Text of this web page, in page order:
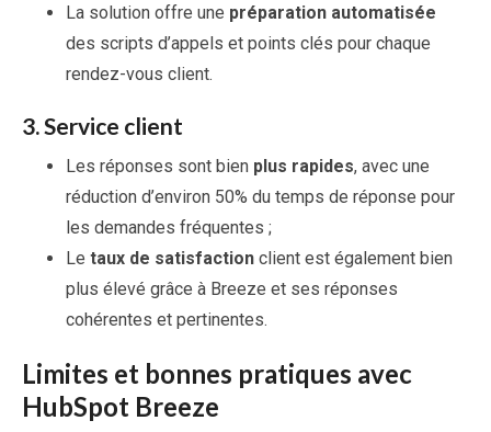
La solution offre une préparation automatisée
des scripts d’appels et points clés pour chaque
rendez-vous client.
3.Service client
Les réponses sont bien plus rapides, avec une
réduction d’environ 50% du temps de réponse pour
les demandes fréquentes ;
Le taux de satisfaction client est également bien
plus élevé grâce à Breeze et ses réponses
cohérentes et pertinentes.
Limites et bonnes pratiques avec
HubSpot Breeze